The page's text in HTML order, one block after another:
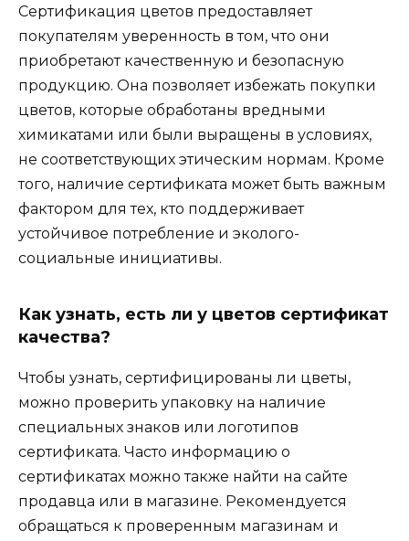
Сертификация цветов предоставляет
покупателям уверенность в том, что они
приобретают качественную и безопасную
продукцию. Она позволяет избежать покупки
цветов, которые обработаны вредными
химикатами или были выращены в условиях,
не соответствующих этическим нормам. Кроме
того, наличие сертификата может быть важным
фактором для тех, кто поддерживает
устойчивое потребление и эколого-
социальные инициативы.
Как узнать, есть ли у цветов сертификат
качества?
Чтобы узнать, сертифицированы ли цветы,
можно проверить упаковку на наличие
специальных знаков или логотипов
сертификата. Часто информацию о
сертификатах можно также найти на сайте
продавца или в магазине. Рекомендуется
обращаться к проверенным магазинам и